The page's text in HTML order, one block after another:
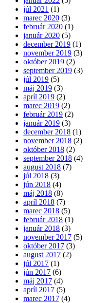
júl 2021 (1)
marec 2020 (3)
február 2020 (1)
január 2020 (5)
december 2019 (1)
november 2019 (3)
október 2019 (2)
september 2019 (3)
júl 2019 (5)
máj 2019 (3)
apríl 2019 (2)
marec 2019 (2)
február 2019 (2)
január 2019 (3)
december 2018 (1)
november 2018 (2)
október 2018 (2)
september 2018 (4)
august 2018 (7)
júl 2018 (3)
jún 2018 (4)
máj 2018 (8)
apríl 2018 (7)
marec 2018 (5)
február 2018 (1)
január 2018 (3)
november 2017 (5)
október 2017 (3)
august 2017 (2)
júl 2017 (1)
jún 2017 (6)
máj 2017 (4)
apríl 2017 (5)
marec 2017 (4)